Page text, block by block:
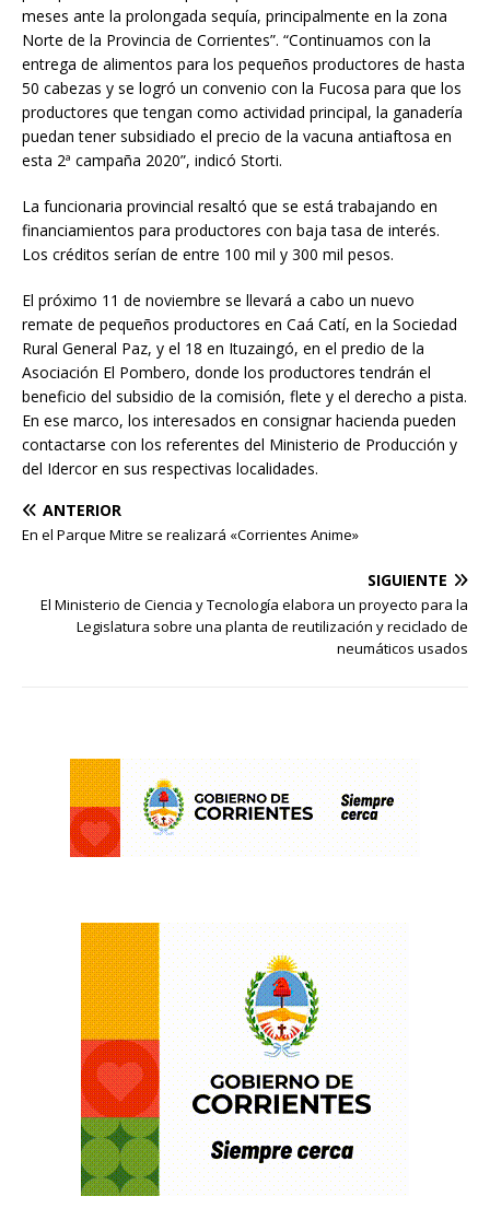
meses ante la prolongada sequía, principalmente en la zona
Norte de la Provincia de Corrientes”. “Continuamos con la
entrega de alimentos para los pequeños productores de hasta
50 cabezas y se logró un convenio con la Fucosa para que los
productores que tengan como actividad principal, la ganadería
puedan tener subsidiado el precio de la vacuna antiaftosa en
esta 2ª campaña 2020”, indicó Storti.
La funcionaria provincial resaltó que se está trabajando en
financiamientos para productores con baja tasa de interés.
Los créditos serían de entre 100 mil y 300 mil pesos.
El próximo 11 de noviembre se llevará a cabo un nuevo
remate de pequeños productores en Caá Catí, en la Sociedad
Rural General Paz, y el 18 en Ituzaingó, en el predio de la
Asociación El Pombero, donde los productores tendrán el
beneficio del subsidio de la comisión, flete y el derecho a pista.
En ese marco, los interesados en consignar hacienda pueden
contactarse con los referentes del Ministerio de Producción y
del Idercor en sus respectivas localidades.
ANTERIOR
En el Parque Mitre se realizará «Corrientes Anime»
SIGUIENTE
El Ministerio de Ciencia y Tecnología elabora un proyecto para la
Legislatura sobre una planta de reutilización y reciclado de
neumáticos usados